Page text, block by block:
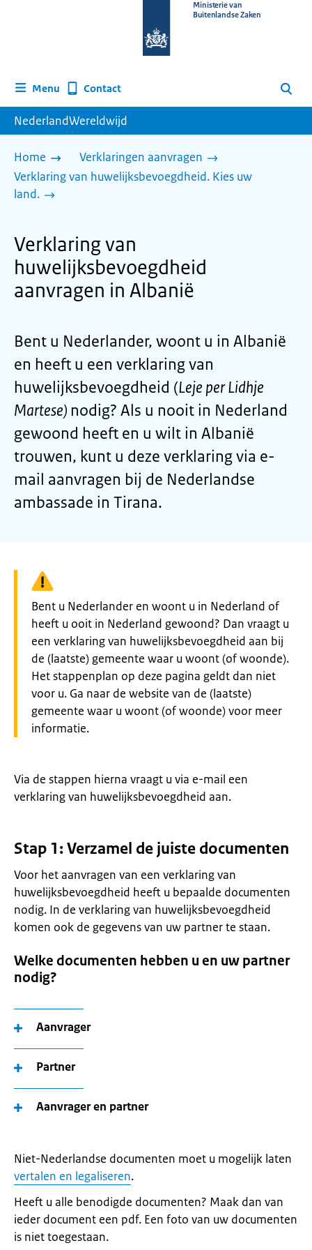
homepage
Ministerie van
Buitenlandse Zaken
Menu Contact Zoeken
NederlandWereldwijd
Home
Verklaringen aanvragen
Verklaring van huwelijksbevoegdheid. Kies uw
land.
Verklaring van
huwelijksbevoegdheid
aanvragen in Albanië
Bent u Nederlander, woont u in Albanië
en heeft u een verklaring van
huwelijksbevoegdheid (Leje per Lidhje
Martese) nodig? Als u nooit in Nederland
gewoond heeft en u wilt in Albanië
trouwen, kunt u deze verklaring via e-
mail aanvragen bij de Nederlandse
ambassade in Tirana.
Waarschuwing:
Bent u Nederlander en woont u in Nederland of
heeft u ooit in Nederland gewoond? Dan vraagt u
een verklaring van huwelijksbevoegdheid aan bij
de (laatste) gemeente waar u woont (of woonde).
Het stappenplan op deze pagina geldt dan niet
voor u. Ga naar de website van de (laatste)
gemeente waar u woont (of woonde) voor meer
informatie.
Via de stappen hierna vraagt u via e-mail een
verklaring van huwelijksbevoegdheid aan.
Stap 1: Verzamel de juiste documenten
Voor het aanvragen van een verklaring van
huwelijksbevoegdheid heeft u bepaalde documenten
nodig. In de verklaring van huwelijksbevoegdheid
komen ook de gegevens van uw partner te staan.
Welke documenten hebben u en uw partner
nodig?
Aanvrager
Partner
Aanvrager en partner
Niet-Nederlandse documenten moet u mogelijk laten
vertalen en legaliseren.
Heeft u alle benodigde documenten? Maak dan van
ieder document een pdf. Een foto van uw documenten
is niet toegestaan.